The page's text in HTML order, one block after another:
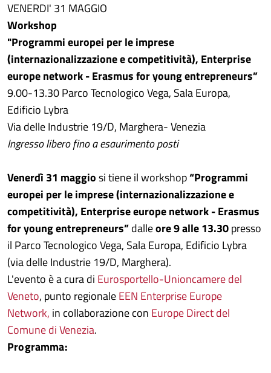
VENERDI' 31 MAGGIO
Workshop
"Programmi europei per le imprese
(internazionalizzazione e competitività), Enterprise
europe network - Erasmus for young entrepreneurs”
9.00-13.30 Parco Tecnologico Vega, Sala Europa,
Edificio Lybra
Via delle Industrie 19/D, Marghera- Venezia
Ingresso libero fino a esaurimento posti
Venerdì 31 maggiosi tiene il workshop“Programmi
europei per le imprese (internazionalizzazione e
competitività), Enterprise europe network - Erasmus
for young entrepreneurs”dalleore 9 alle 13.30presso
il Parco Tecnologico Vega, Sala Europa, Edificio Lybra
(via delle Industrie 19/D, Marghera).
L'evento è a cura di Eurosportello-Unioncamere del
Veneto, punto regionaleEEN Enterprise Europe
Network, in collaborazione con Europe Direct del
Comune di Venezia.
Programma: